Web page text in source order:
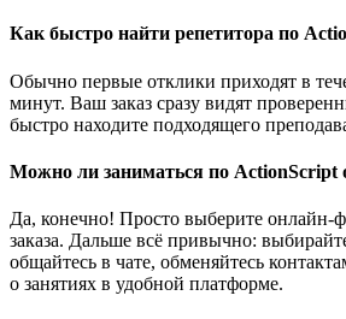
Как быстро найти репетитора по
Обычно первые отклики приходят в
минут. Ваш заказ сразу видят
быстро находите подходящего
Можно ли заниматься по ActionScript
Да, конечно! Просто выберите онлайн-
заказа. Дальше всё привычно:
общайтесь в чате, обменяйтесь
о занятиях в удобной платформе.